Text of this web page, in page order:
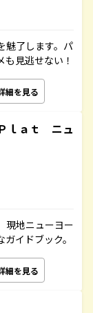
魅了します。パ
見逃せない！
細を見る
ｌａｔ ニュ
現地ニューヨー
イドブック。
細を見る